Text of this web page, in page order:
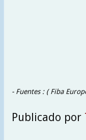
- Fuentes : ( Fiba
Publicado por